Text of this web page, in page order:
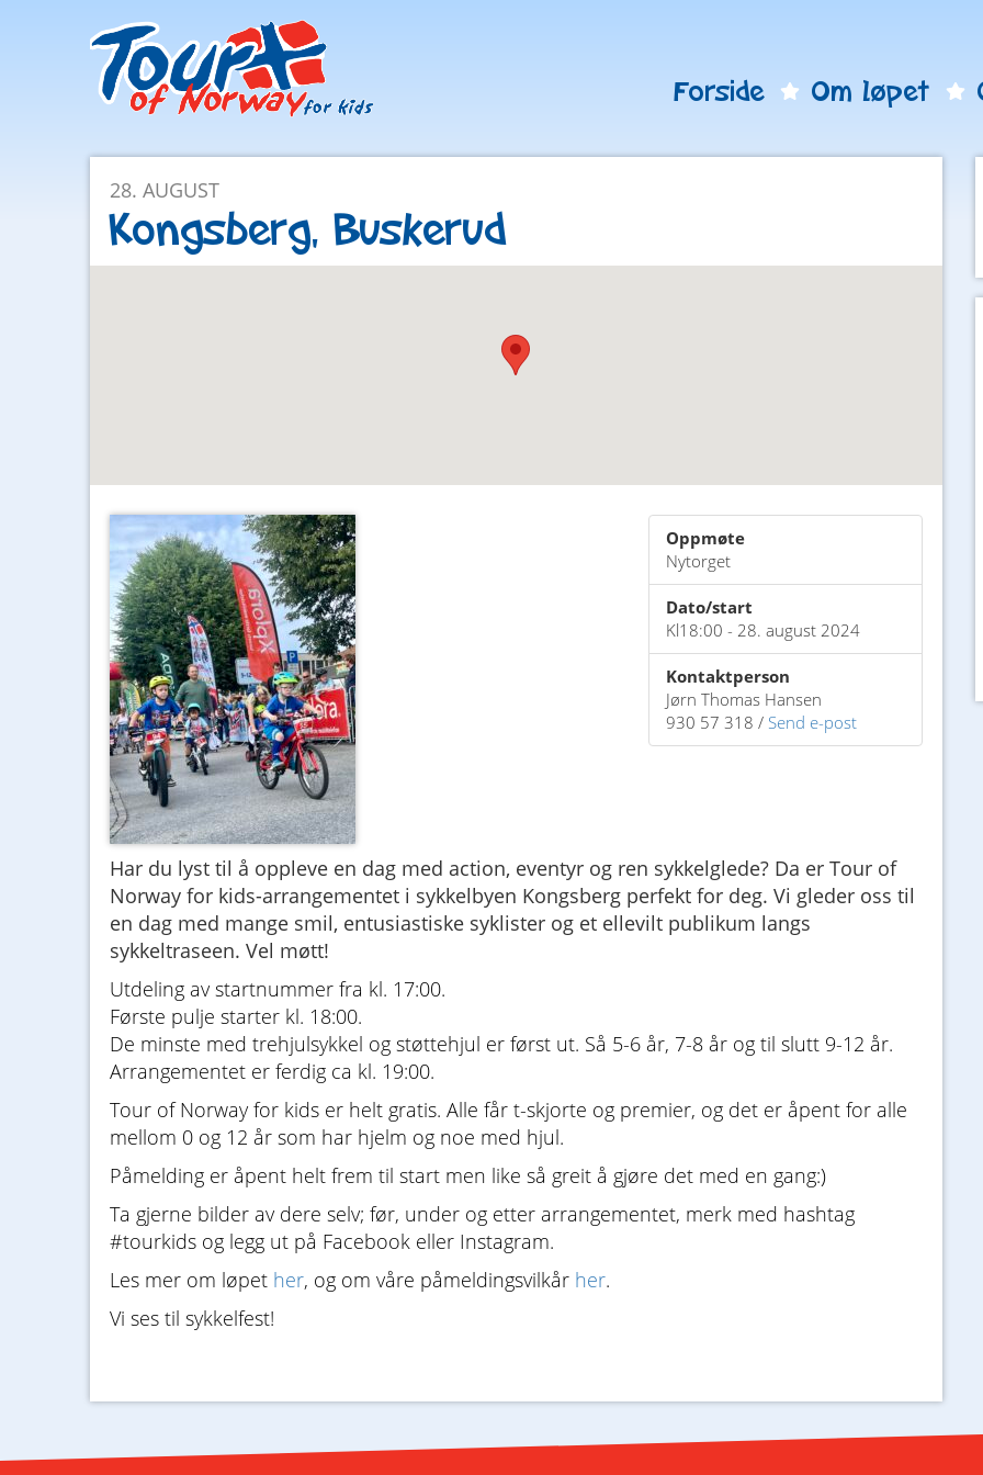
FacebookInstagram
Forside Om løpet
28. AUGUST
Kongsberg, Buskerud
Oppmøte
Nytorget
Dato/start
Kl18:00 - 28. august 2024
Kontaktperson
Jørn Thomas Hansen
930 57 318 / Send e-post
Har du lyst til å oppleve en dag med action, eventyr og ren sykkelglede? Da er Tour of
Norway for kids-arrangementet i sykkelbyen Kongsberg perfekt for deg. Vi gleder oss til
en dag med mange smil, entusiastiske syklister og et ellevilt publikum langs
sykkeltraseen. Vel møtt!
Utdeling av startnummer fra kl. 17:00.
Første pulje starter kl. 18:00.
De minste med trehjulsykkel og støttehjul er først ut. Så 5-6 år, 7-8 år og til slutt 9-12 år.
Arrangementet er ferdig ca kl. 19:00.
Tour of Norway for kids er helt gratis. Alle får t-skjorte og premier, og det er åpent for alle
mellom 0 og 12 år som har hjelm og noe med hjul.
Påmelding er åpent helt frem til start men like så greit å gjøre det med en gang:)
Ta gjerne bilder av dere selv; før, under og etter arrangementet, merk med hashtag
#tourkids og legg ut på Facebook eller Instagram.
Les mer om løpet her, og om våre påmeldingsvilkår her.
Vi ses til sykkelfest!